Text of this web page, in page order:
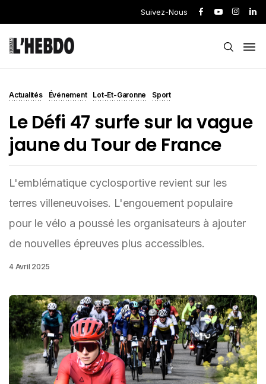
Suivez-Nous
Actualités Événement Lot-Et-Garonne Sport
Le Défi 47 surfe sur la vague
jaune du Tour de France
L'emblématique cyclosportive revient sur les
terres villeneuvoises. L'engouement populaire
pour le vélo a poussé les organisateurs à ajouter
de nouvelles épreuves plus accessibles.
4 Avril 2025